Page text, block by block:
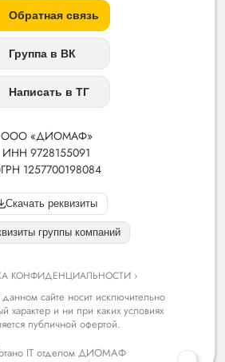
ООО «ДИОМАФ»
ИНН 9728155091
1257700198084
Скачать реквизиты
группы компаний
Обратная связь
Группа в ВК
Написать в ТГ
IT отделом ДИОМАФ
КОНФИДЕНЦИАЛЬНОСТИ ›
сайте носит исключительно
характер и ни при каких условиях
публичной офертой.